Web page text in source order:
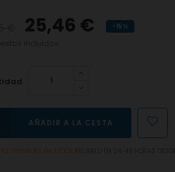
25,46 € -15%
AÑADIR A LA CESTA
UNIDADES EN STOCK